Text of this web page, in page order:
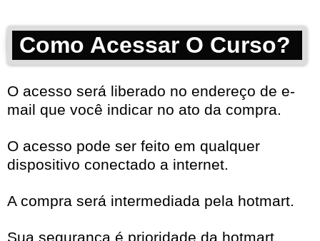
Como Acessar O Curso?
O acesso será liberado no endereço de e-
mail que você indicar no ato da compra.
O acesso pode ser feito em qualquer
dispositivo conectado a internet.
A compra será intermediada pela hotmart.
Sua segurança é prioridade da hotmart.